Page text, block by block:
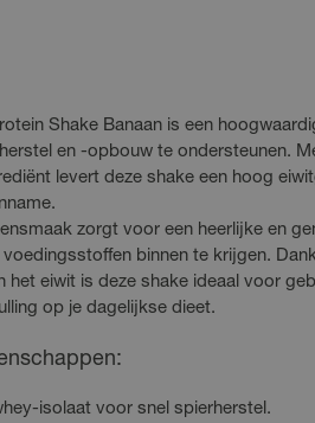
Shake Banaan is een
en -opbouw te ondersteunen.
levert deze shake een hoog
zorgt voor een heerlijke en
binnen te krijgen.
het eiwit is deze shake ideaal voor
op je dagelijkse dieet.
isolaat voor snel spierherstel.